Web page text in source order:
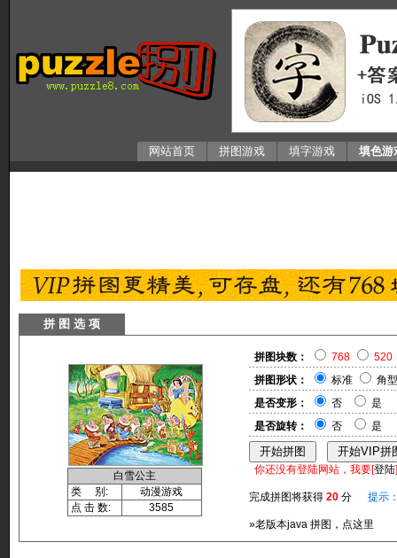
网站首页 拼图游戏 填字游戏 填色游
拼 图 选 项
白雪公主
类 别:
动漫游戏
点 击 数:
3585
拼图块数： 768
520
拼图形状：
标准
角型
是否变形：
否
是
是否旋转：
否 是
你还没有登陆网站，我要[登陆
完成拼图将获得 20 分 提示
»老版本java 拼图，点这里